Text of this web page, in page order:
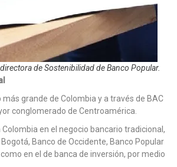
de Sostenibilidad de Banco Popular.
más grande de Colombia y a través de BAC
conglomerado de Centroamérica.
en el negocio bancario tradicional,
Banco de Occidente, Banco Popular
en el de banca de inversión, por medio